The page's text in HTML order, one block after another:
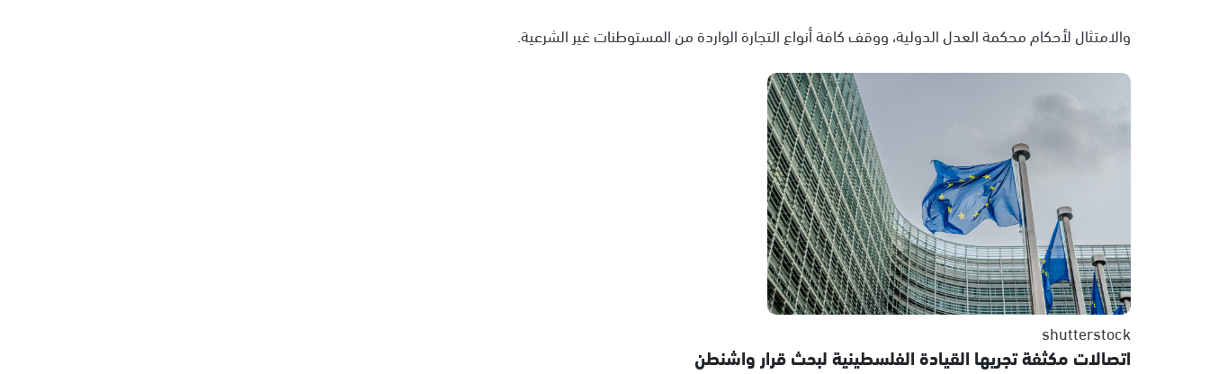
والامتثال لأحكام محكمة العدل الدولية، ووقف كافة أنواع التجارة الواردة من المستوطنات غير الشرعية.
shutterstock
اتصالات مكثفة تجريها القيادة الفلسطينية لبحث قرار واشنطن